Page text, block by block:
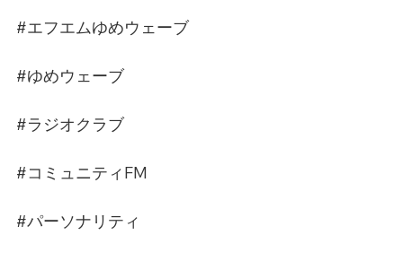
#エフエムゆめウェーブ
#ゆめウェーブ
#ラジオクラブ
#コミュニティFM
#パーソナリティ